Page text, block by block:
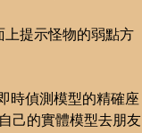
上提示怪物的弱點方
時偵測模型的精確座
己的實體模型去朋友